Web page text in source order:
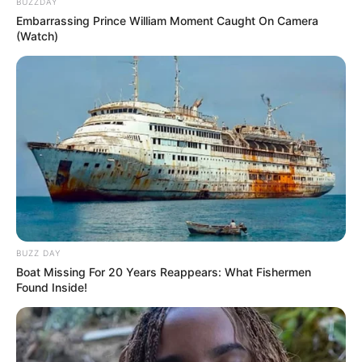
Pedagógiccos
BUZZDAY
Embarrassing Prince William Moment Caught On Camera
(Watch)
BUZZ DAY
Boat Missing For 20 Years Reappears: What Fishermen
Found Inside!